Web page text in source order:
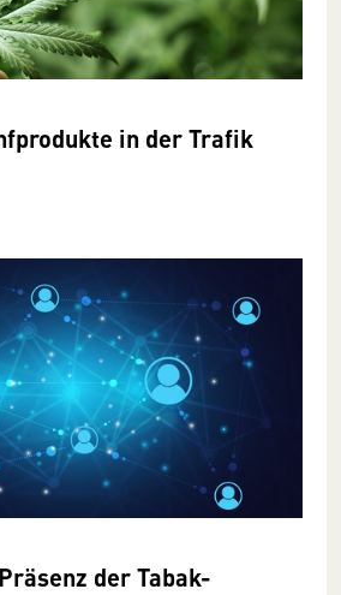
in der Trafik
der Tabak­­